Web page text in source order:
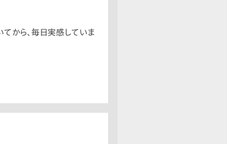
から、毎日実感していま